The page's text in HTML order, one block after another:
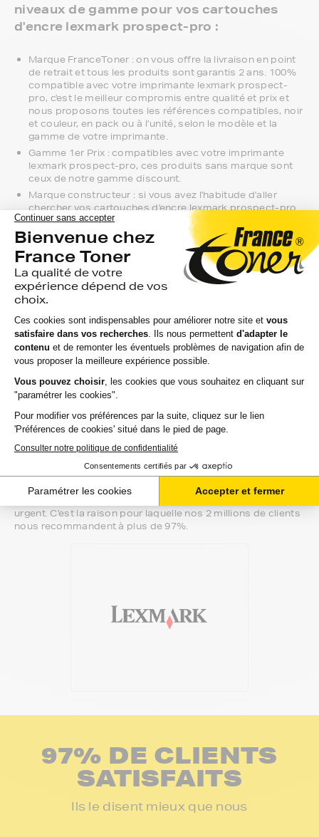
niveaux de gamme pour vos cartouches
d'encre lexmark prospect-pro :
Marque FranceToner : on vous offre la livraison en point
de retrait et tous les produits sont garantis 2 ans. 100%
compatible avec votre imprimante lexmark prospect-
pro, c'est le meilleur compromis entre qualité et prix et
nous proposons toutes les références compatibles, noir
et couleur, en pack ou à l’unité, selon le modèle et la
gamme de votre imprimante.
Gamme 1er Prix : compatibles avec votre imprimante
lexmark prospect-pro, ces produits sans marque sont
ceux de notre gamme discount.
Marque constructeur : si vous avez l'habitude d'aller
chercher vos cartouches d'encre lexmark prospect-pro
en magasin, gagnez du temps en vous faisant livrer
directement chez vous.
Si vous avez la moindre question sur la
compatibilité de votre produit avec votre
sommes à votre écoute.
Notre équipe de conseillers saura vous accompagner sur le
d'encre. Ils sont disponibles soit par message au sein de
votre espace client ou directement par téléphone.
Une fois votre choix effectué, votre paiement est effectué
de manière complètement sécurisée. Plusieurs moyens de
paiements sont proposés selon vos besoins.
Il ne reste plus à vos cartouches d'encre pour lexmark
prospect-pro de quitter notre entrepôt. Vous saurez à tout
moment où se trouve votre commande grâce au lien de
suivi que nous vous mettons à disposition. Nous savons
qu'un besoin de cartouches d'encre est souvent assez
urgent. C'est la raison pour laquelle nos 2 millions de clients
nous recommandent à plus de 97%.
97% DE CLIENTS
SATISFAITS
Ils le disent mieux que nous